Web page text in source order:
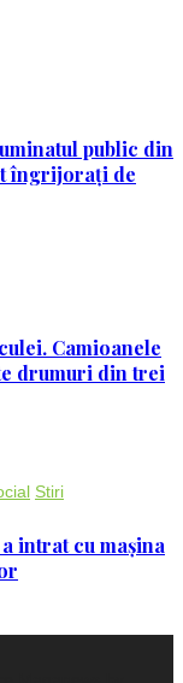
public din
îngrijorați de
Camioanele
drumuri din trei
Stiri
intrat cu mașina